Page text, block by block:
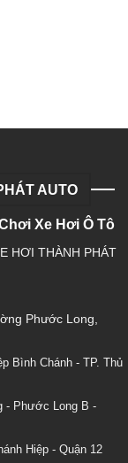
AUTO
Xe Hơi Ô Tô
HƠI THÀNH PHÁT
Phước Long,
Bình Chánh - TP. Thủ
- Phước Long B -
Hiệp - Quận 12